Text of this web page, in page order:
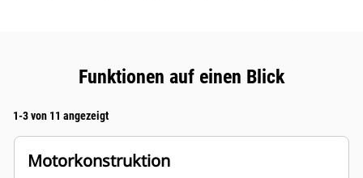
Funktionen auf einen Blick
1-3 von 11 angezeigt
Motorkonstruktion